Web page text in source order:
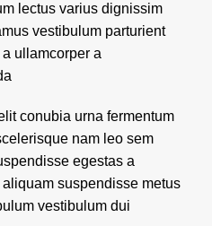
lectus varius dignissim
vestibulum parturient
ullamcorper a
conubia urna fermentum
nam leo sem
egestas a
suspendisse metus
vestibulum dui